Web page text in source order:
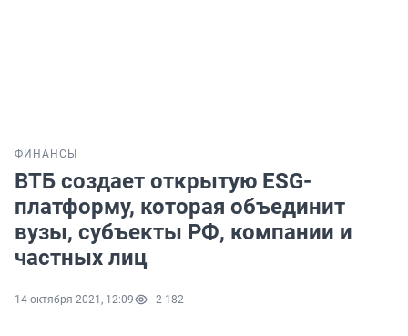
ФИНАНСЫ
ВТБ создает открытую ESG-
платформу, которая объединит
вузы, субъекты РФ, компании и
частных лиц
14 октября 2021, 12:09 2 182